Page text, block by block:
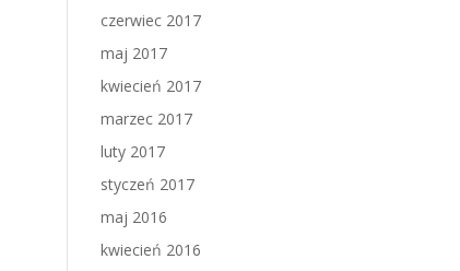
czerwiec 2017
maj 2017
kwiecień 2017
marzec 2017
luty 2017
styczeń 2017
maj 2016
kwiecień 2016